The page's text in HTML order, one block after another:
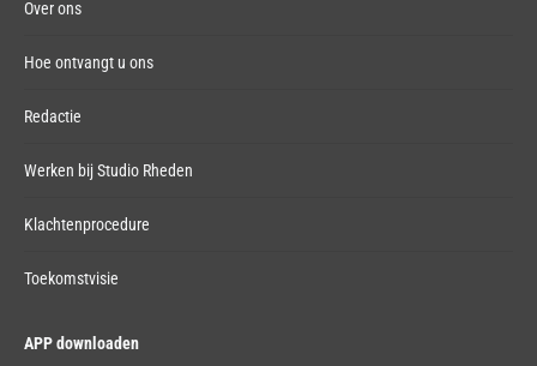
Over ons
Hoe ontvangt u ons
Redactie
Werken bij Studio Rheden
Klachtenprocedure
Toekomstvisie
APP downloaden